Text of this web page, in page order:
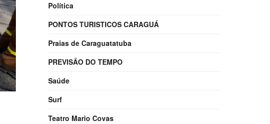
Política
PONTOS TURISTICOS CARAGUÁ
Praias de Caraguatatuba
PREVISÃO DO TEMPO
Saúde
Surf
Teatro Mario Covas